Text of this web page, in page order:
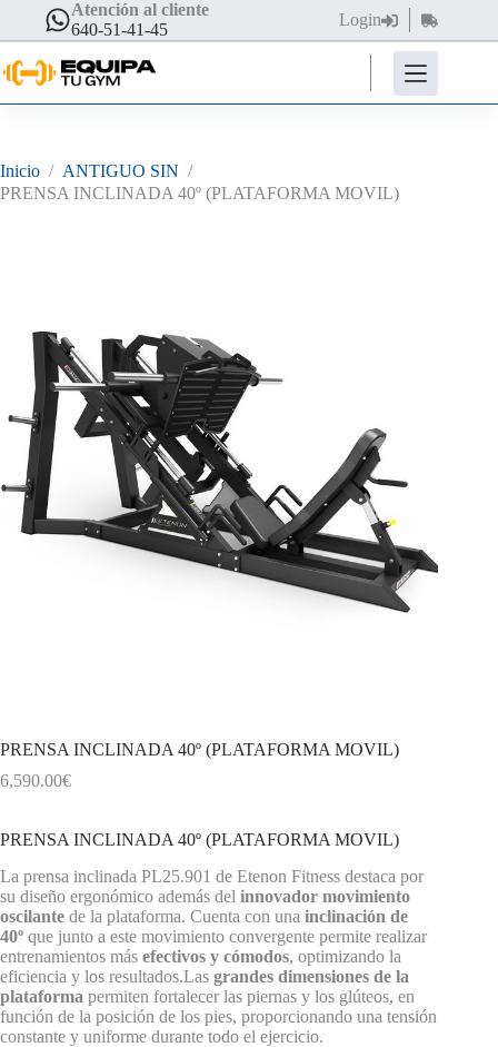
contenido
Atención al cliente
640-51-41-45
Login
Carro
de
compra
Inicio / ANTIGUO SIN /
PRENSA INCLINADA 40º (PLATAFORMA MOVIL)
PRENSA INCLINADA 40º (PLATAFORMA MOVIL)
6,590.00€
PRENSA INCLINADA 40º (PLATAFORMA MOVIL)
La prensa inclinada PL25.901 de Etenon Fitness destaca por
su diseño ergonómico además del innovador movimiento
oscilante de la plataforma. Cuenta con una inclinación de
40º que junto a este movimiento convergente permite realizar
entrenamientos más efectivos y cómodos, optimizando la
eficiencia y los resultados.Las grandes dimensiones de la
plataforma permiten fortalecer las piernas y los glúteos, en
función de la posición de los pies, proporcionando una tensión
constante y uniforme durante todo el ejercicio.